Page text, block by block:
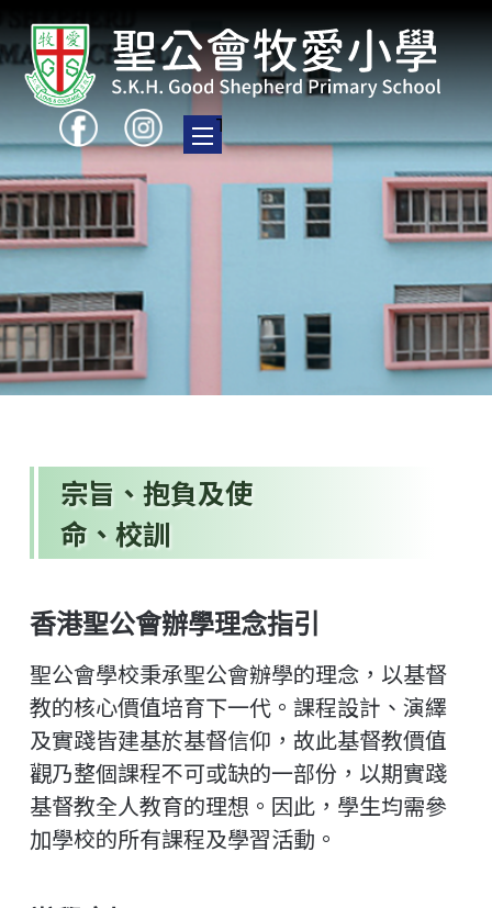
Toggle main menu visibility
宗旨、抱負及使
命、校訓
香港聖公會辦學理念指引
聖公會學校秉承聖公會辦學的理念，以基督
教的核心價值培育下一代。課程設計、演繹
及實踐皆建基於基督信仰，故此基督教價值
觀乃整個課程不可或缺的一部份，以期實踐
基督教全人教育的理想。因此，學生均需參
加學校的所有課程及學習活動。